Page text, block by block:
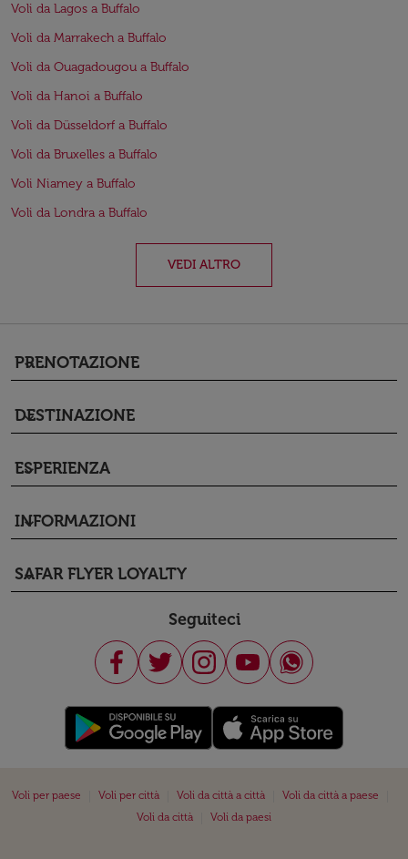
Voli da Lagos a Buffalo
Voli da Marrakech a Buffalo
Voli da Ouagadougou a Buffalo
Voli da Hanoi a Buffalo
Voli da Düsseldorf a Buffalo
Voli da Bruxelles a Buffalo
Voli Niamey a Buffalo
Voli da Londra a Buffalo
VEDI ALTRO
PRENOTAZIONE
keyboard_arrow_down
DESTINAZIONE
keyboard_arrow_down
ESPERIENZA
keyboard_arrow_down
INFORMAZIONI
keyboard_arrow_down
SAFAR FLYER LOYALTY
keyboard_arrow_down
Seguiteci
Voli per paese Voli per città Voli da città a città Voli da città a paese
Voli da città
Voli da paesi